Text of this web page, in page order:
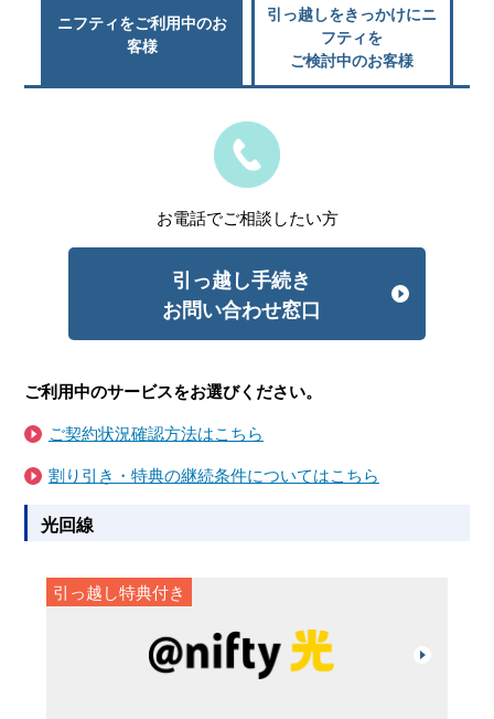
ニフティをご利用中のお
客様
引っ越しをきっかけにニ
フティを
ご検討中のお客様
お電話でご相談したい方
引っ越し手続き
お問い合わせ窓口
ご利用中のサービスをお選びください。
ご契約状況確認方法はこちら
割り引き・特典の継続条件についてはこちら
光回線
引っ越し特典付き